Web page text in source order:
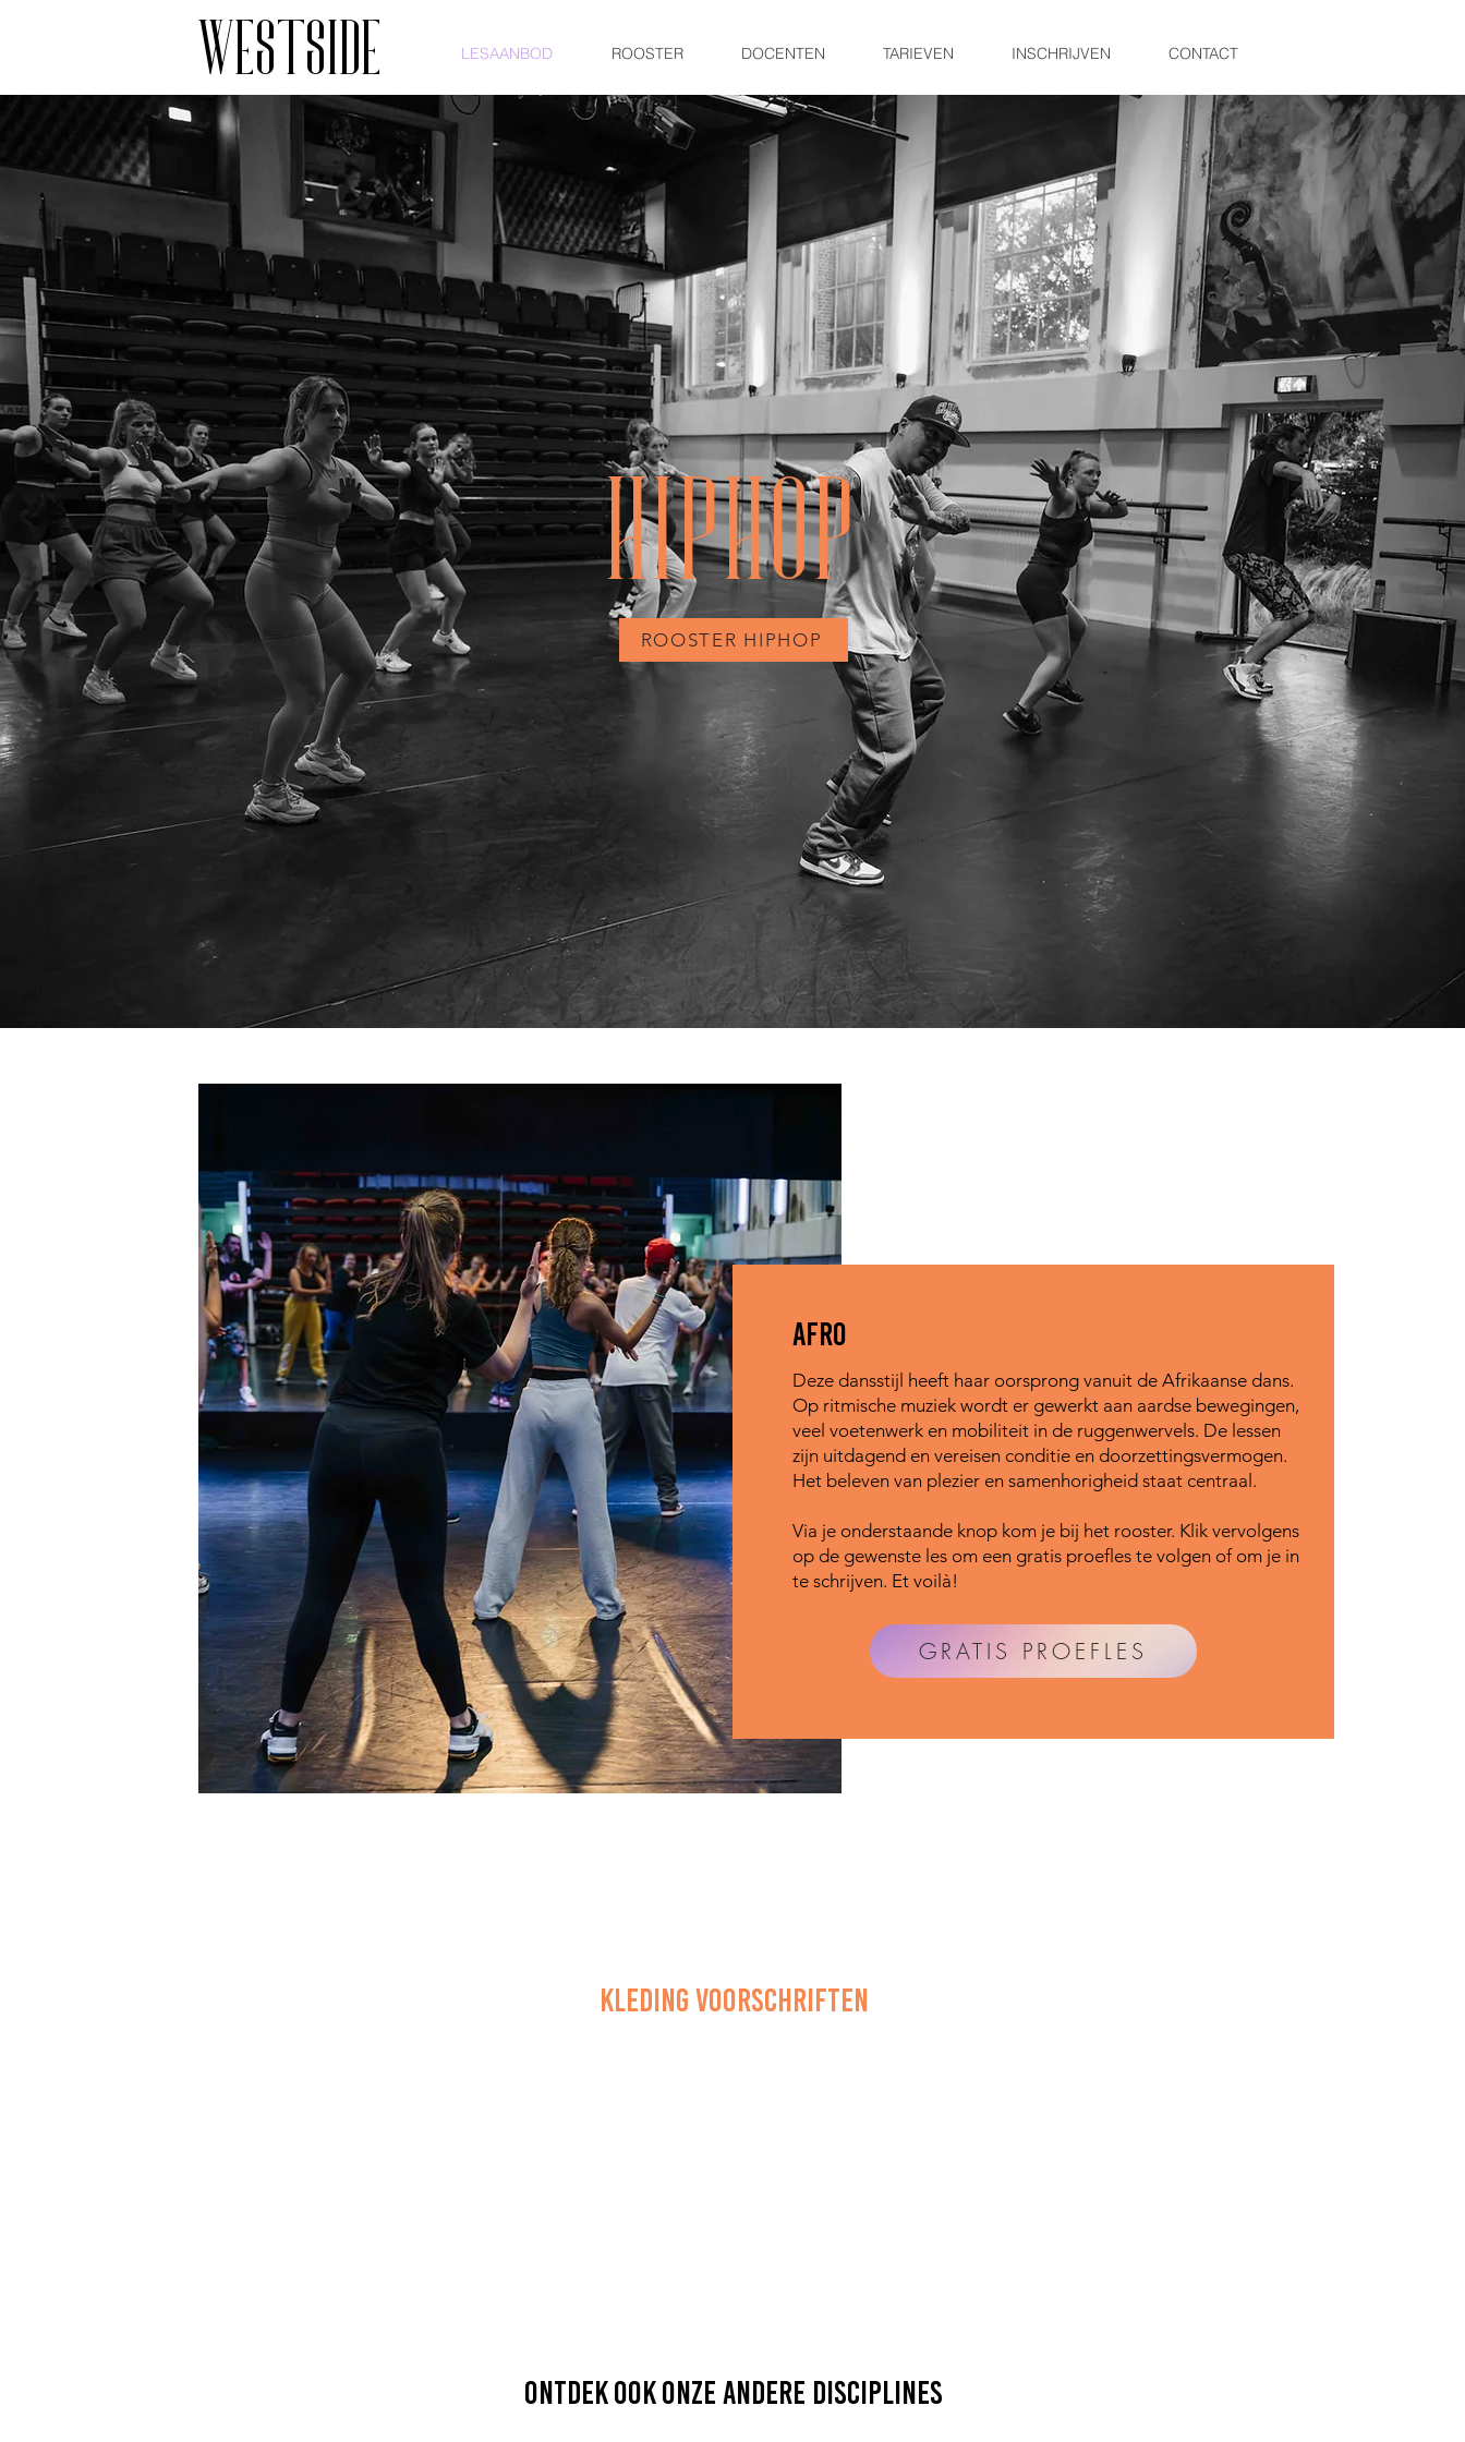
WESTSIDE LESAANBOD ROOSTER DOCENTEN TARIEVEN INSCHRIJVEN CONTACT
HIPHOP
ROOSTER HIPHOP
AFro
Deze dansstijl heeft haar oorsprong vanuit de Afrikaanse dans.
Op ritmische muziek wordt er gewerkt aan aardse bewegingen,
veel voetenwerk en mobiliteit in de ruggenwervels. De lessen
zijn uitdagend en vereisen conditie en doorzettingsvermogen.
Het beleven van plezier en samenhorigheid staat centraal.
Via je onderstaande knop kom je bij het rooster. Klik vervolgens
op de gewenste les om een gratis proefles te volgen of om je in
te schrijven. Et voilà!
GRATIS PROEFLES
KLEDING VOORSCHRIFTEN
ontdek ook onze andere disciplines